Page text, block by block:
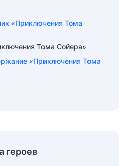
«Приключения Тома
Тома Сойера»
«Приключения Тома
героев